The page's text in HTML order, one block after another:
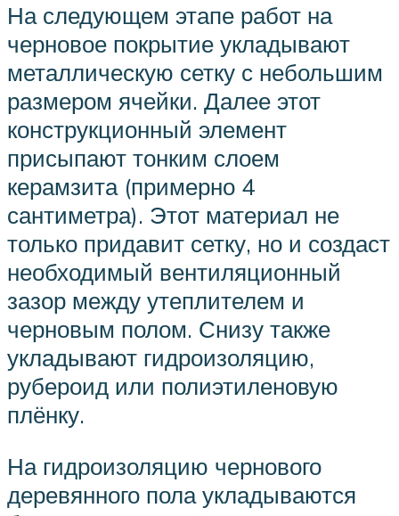
На следующем этапе работ на
черновое покрытие укладывают
металлическую сетку с небольшим
размером ячейки. Далее этот
конструкционный элемент
присыпают тонким слоем
керамзита (примерно 4
сантиметра). Этот материал не
только придавит сетку, но и создаст
необходимый вентиляционный
зазор между утеплителем и
черновым полом. Снизу также
укладывают гидроизоляцию,
рубероид или полиэтиленовую
плёнку.
На гидроизоляцию чернового
деревянного пола укладываются